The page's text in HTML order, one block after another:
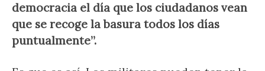
democracia el día que los ciudadanos vean
que se recoge la basura todos los días
puntualmente”.